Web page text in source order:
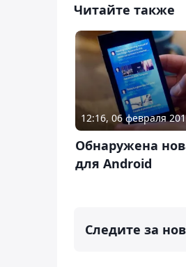
Читайте также
12:16, 06 февраля
Обнаружена
для Android
Следите за